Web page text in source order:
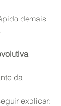
demais
da
explicar: